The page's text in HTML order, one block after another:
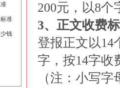
准
钱
200元，以8个
3、正文收费
登报正文以14
字，按14字收
（注：小写